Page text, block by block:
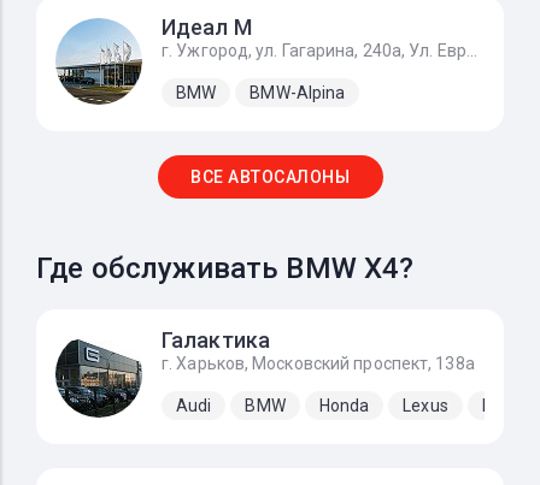
Идеал М
BMW BMW-Alpina
ВСЕ АВТОСАЛОНЫ
Где обслуживать BMW X4?
Галактика
г. Харьков, Московский проспект, 138а
Audi BMW Honda Lexus